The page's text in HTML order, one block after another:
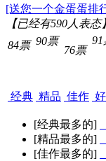
[送您一个金蛋蛋排
【已经有590人表态
84票
经典
90票
精品
76票
佳作
91
好
[经典最多的]
[精品最多的]
[佳作最多的]